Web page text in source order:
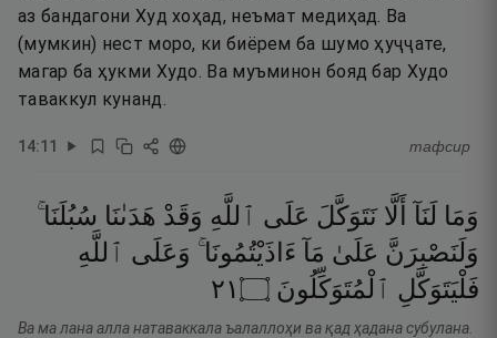
аз бандагони Худ хоҳад, неъмат медиҳад. Ва
(мумкин) нест моро, ки биёрем ба шумо ҳуҷҷате,
магар ба ҳукми Худо. Ва муъминон бояд бар Худо
таваккул кунанд.
14:11 тафсир
وَمَا لَنَآ أَلَّا نَتَوَكَّلَ عَلَى ٱللَّهِ وَقَدْ هَدَىٰنَا سُبُلَنَا ۚ
وَلَنَصْبِرَنَّ عَلَىٰ مَآ ءَاذَيْتُمُونَا ۚ وَعَلَى ٱللَّهِ
فَلْيَتَوَكَّلِ ٱلْمُتَوَكِّلُونَ ۝١٢
Ва ма лана алла натаваккала ъалаллоҳи ва қад ҳадана субулана.